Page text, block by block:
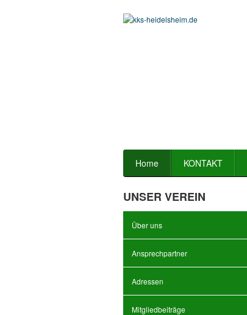
Home KONTAKT
UNSER VEREIN
Über uns
Ansprechpartner
Adressen
Mitgliedbeiträge